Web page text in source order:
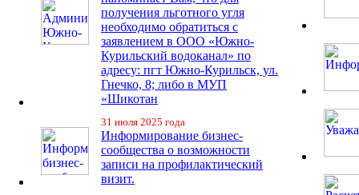
получения льготного угля
необходимо обратиться с
заявлением в ООО «Южно-
Курильский водоканал» по
адресу: пгт Южно-Курильск, ул.
Гнечко, 8; либо в МУП
«Шикотан
31 июля 2025 года
Информирование бизнес-
сообщества о возможности
записи на профилактический
визит.